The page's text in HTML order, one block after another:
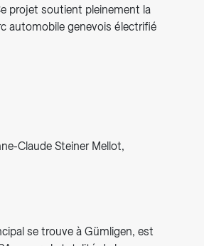
projet soutient pleinement la
automobile genevois électrifié
Claude Steiner Mellot,
se trouve à Gümligen, est